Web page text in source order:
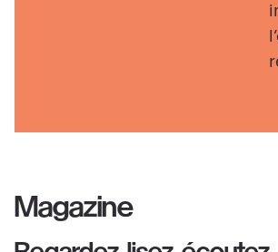
Magazine